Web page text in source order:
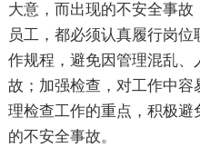
大意，而出现的不安全事
员工，都必须认真履行岗
作规程，避免因管理混乱
故；加强检查，对工作中
理检查工作的重点，积极
的不安全事故。